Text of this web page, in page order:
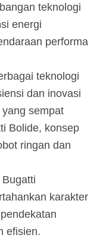
teknologi
energi
performa
teknologi
dan inovasi
sempat
Bolide, konsep
ringan dan
karakter
efisien.